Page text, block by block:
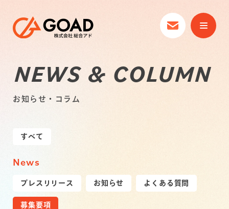
NEWS & COLUMN
お知らせ・コラム
すべて
News
プレスリリース お知らせ よくある質問
募集要項